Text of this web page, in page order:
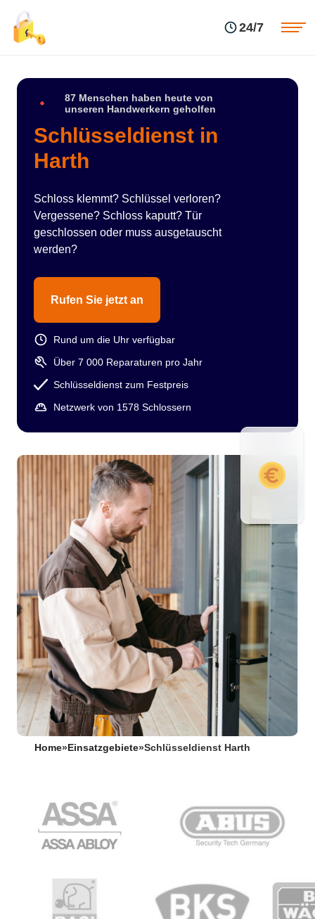
24/7
87 Menschen haben heute von
unseren Handwerkern geholfen
Schlüsseldienst in
Harth
Schloss klemmt? Schlüssel verloren?
Vergessene? Schloss kaputt? Tür
geschlossen oder muss ausgetauscht
werden?
Rufen Sie jetzt an
Rund um die Uhr verfügbar
Über 7 000 Reparaturen pro Jahr
Schlüsseldienst zum Festpreis
Netzwerk von 1578 Schlossern
Home» Einsatzgebiete»Schlüsseldienst Harth